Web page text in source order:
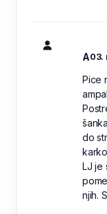
A03.
Pice
do
LJ je
njih.